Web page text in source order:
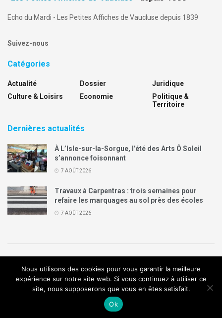
Echo du Mardi - Les Petites Affiches de Vaucluse depuis 1839
Suivez-nous
Catégories
Actualité
Culture & Loisirs
Dossier
Economie
Juridique
Politique &
Territoire
Dernières actualités
À L’Isle-sur-la-Sorgue, l’été des Arts Ô Soleil
s’annonce foisonnant
7 AOÛT 2026
Travaux à Carpentras : trois semaines pour
refaire les marquages au sol près des écoles
7 AOÛT 2026
Politique de confidentialité Mentions légales
Contact
Annonces Legal Plus
Agence de communication
Nous utilisons des cookies pour vous garantir la meilleure
expérience sur notre site web. Si vous continuez à utiliser ce
site, nous supposerons que vous en êtes satisfait.
Ok